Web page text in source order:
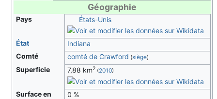
Géographie
Pays États-Unis
État
Indiana
Comté
comté de Crawford (siège)
Superficie 7,88 km2(2010)
Surface en
0 %